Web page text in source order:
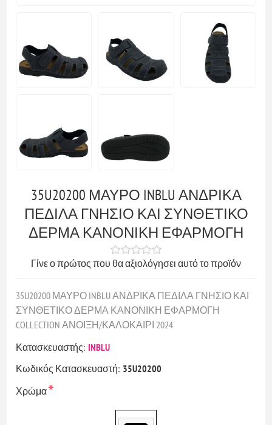
35U20200 ΜΑΥΡΟ INBLU ΑΝΔΡΙΚΑ
ΠΕΔΙΛΑ ΓΝΗΣΙΟ ΚΑΙ ΣΥΝΘΕΤΙΚΟ
ΔΕΡΜΑ ΚΑΝΟΝΙΚΗ ΕΦΑΡΜΟΓΗ
Γίνε ο πρώτος που θα αξιολόγησει αυτό το προϊόν
35U20200 ΜΑΥΡΟ INBLU ΑΝΔΡΙΚΑ ΠΕΔΙΛΑ ΓΝΗΣΙΟ ΚΑΙ
ΣΥΝΘΕΤΙΚΟ ΔΕΡΜΑ ΚΑΝΟΝΙΚΗ ΕΦΑΡΜΟΓΗ
COLLECTION ΑΝΟΙΞΗ/ΚΑΛΟΚΑΙΡΙ 2024
Κατασκευαστής: INBLU
Κωδικός Κατασκευαστή: 35U20200
Χρώμα*